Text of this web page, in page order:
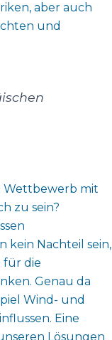
aber auch
und
Wettbewerb mit
zu sein?
kein Nachteil sein,
für die
Genau da
Wind- und
Eine
Lösungen